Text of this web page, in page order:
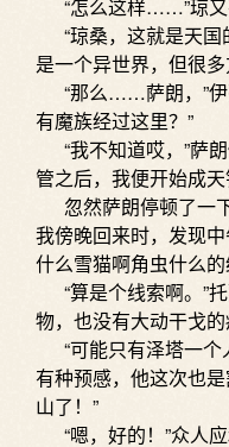
“怎么这样……”琼又
“琼桑，这就是天国
是一个异世界，但很
“那么……萨朗，”伊
有魔族经过这里？”
“我不知道哎，”萨
管之后，我便开始成
忽然萨朗停顿了一
我傍晚回来时，发现
什么雪猫啊角虫什么
“算是个线索啊。”
物，也没有大动干戈
“可能只有泽塔一个
有种预感，他这次也
山了！”
“嗯，好的！”众人